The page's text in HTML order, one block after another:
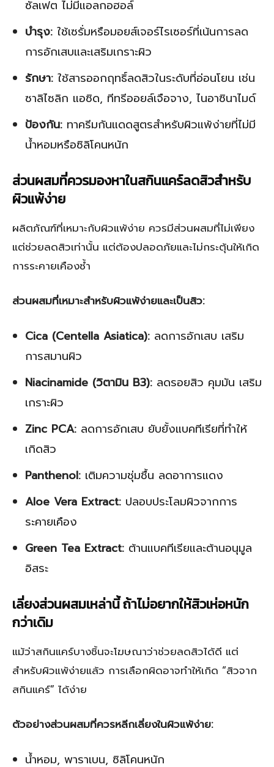
ซัลเฟต ไม่มีแอลกอฮอล์
บำรุง: ใช้เซรั่มหรือมอยส์เจอร์ไรเซอร์ที่เน้นการลด
การอักเสบและเสริมเกราะผิว
รักษา: ใช้สารออกฤทธิ์ลดสิวในระดับที่อ่อนโยน เช่น
ซาลิไซลิก แอซิด, ทีทรีออยล์เจือจาง, ไนอาซินาไมด์
ป้องกัน: ทาครีมกันแดดสูตรสำหรับผิวแพ้ง่ายที่ไม่มี
น้ำหอมหรือซิลิโคนหนัก
ส่วนผสมที่ควรมองหาในสกินแคร์ลดสิวสำหรับ
ผิวแพ้ง่าย
ผลิตภัณฑ์ที่เหมาะกับผิวแพ้ง่าย ควรมีส่วนผสมที่ไม่เพียง
แต่ช่วยลดสิวเท่านั้น แต่ต้องปลอดภัยและไม่กระตุ้นให้เกิด
การระคายเคืองซ้ำ
ส่วนผสมที่เหมาะสำหรับผิวแพ้ง่ายและเป็นสิว:
Cica (Centella Asiatica): ลดการอักเสบ เสริม
การสมานผิว
Niacinamide (วิตามิน B3): ลดรอยสิว คุมมัน เสริม
เกราะผิว
Zinc PCA: ลดการอักเสบ ยับยั้งแบคทีเรียที่ทำให้
เกิดสิว
Panthenol: เติมความชุ่มชื้น ลดอาการแดง
Aloe Vera Extract: ปลอบประโลมผิวจากการ
ระคายเคือง
Green Tea Extract: ต้านแบคทีเรียและต้านอนุมูล
อิสระ
เลี่ยงส่วนผสมเหล่านี้ ถ้าไม่อยากให้สิวเห่อหนัก
กว่าเดิม
แม้ว่าสกินแคร์บางชิ้นจะโฆษณาว่าช่วยลดสิวได้ดี แต่
สำหรับผิวแพ้ง่ายแล้ว การเลือกผิดอาจทำให้เกิด “สิวจาก
สกินแคร์” ได้ง่าย
ตัวอย่างส่วนผสมที่ควรหลีกเลี่ยงในผิวแพ้ง่าย:
น้ำหอม, พาราเบน, ซิลิโคนหนัก